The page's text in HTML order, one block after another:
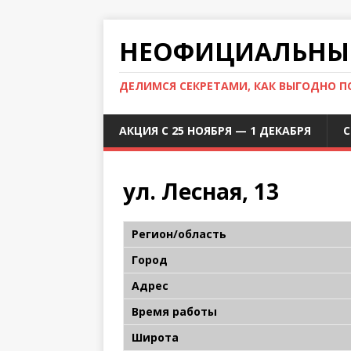
ДЕЛИМСЯ СЕКРЕТАМИ, КАК ВЫГОДНО
АКЦИЯ С 25 НОЯБРЯ — 1 ДЕКАБРЯ
ул. Лесная, 13
Регион/область
Город
Адрес
Время работы
Широта